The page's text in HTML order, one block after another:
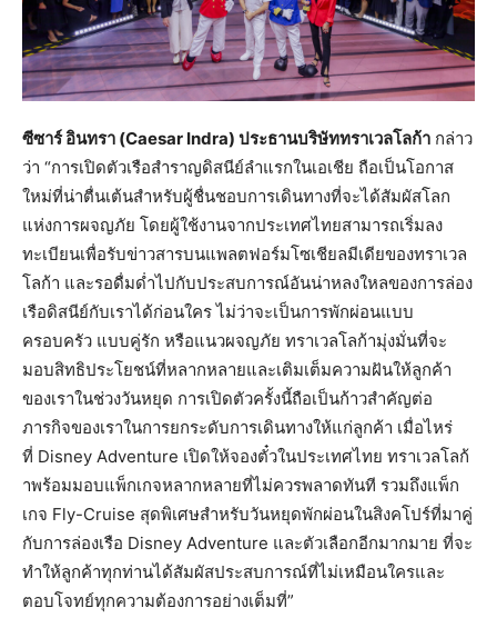
ซีซาร์ อินทรา (Caesar Indra) ประธานบริษัททราเวลโลก้า กล่าว
ว่า “การเปิดตัวเรือสำราญดิสนีย์ลำแรกในเอเชีย ถือเป็นโอกาส
ใหม่ที่น่าตื่นเต้นสำหรับผู้ชื่นชอบการเดินทางที่จะได้สัมผัสโลก
แห่งการผจญภัย โดยผู้ใช้งานจากประเทศไทยสามารถเริ่มลง
ทะเบียนเพื่อรับข่าวสารบนแพลตฟอร์มโซเชียลมีเดียของทราเวล
โลก้า และรอดื่มด่ำไปกับประสบการณ์อันน่าหลงใหลของการล่อง
เรือดิสนีย์กับเราได้ก่อนใคร ไม่ว่าจะเป็นการพักผ่อนแบบ
ครอบครัว แบบคู่รัก หรือแนวผจญภัย ทราเวลโลก้ามุ่งมั่นที่จะ
มอบสิทธิประโยชน์ที่หลากหลายและเติมเต็มความฝันให้ลูกค้า
ของเราในช่วงวันหยุด การเปิดตัวครั้งนี้ถือเป็นก้าวสำคัญต่อ
ภารกิจของเราในการยกระดับการเดินทางให้แก่ลูกค้า เมื่อไหร่
ที่ Disney Adventure เปิดให้จองตั๋วในประเทศไทย ทราเวลโลก้
าพร้อมมอบแพ็กเกจหลากหลายที่ไม่ควรพลาดทันที รวมถึงแพ็ก
เกจ Fly-Cruise สุดพิเศษสำหรับวันหยุดพักผ่อนในสิงคโปร์ที่มาคู่
กับการล่องเรือ Disney Adventure และตัวเลือกอีกมากมาย ที่จะ
ทำให้ลูกค้าทุกท่านได้สัมผัสประสบการณ์ที่ไม่เหมือนใครและ
ตอบโจทย์ทุกความต้องการอย่างเต็มที่”